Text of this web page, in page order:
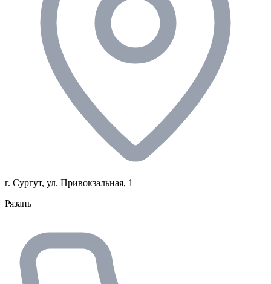
г. Сургут, ул. Привокзальная, 1
Рязань